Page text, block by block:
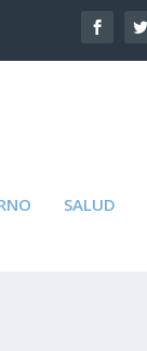
SALUD